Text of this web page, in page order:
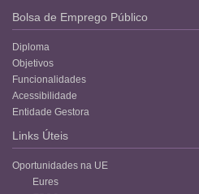
Bolsa de Emprego Público
Diploma
Objetivos
Funcionalidades
Acessibilidade
Entidade Gestora
Links Úteis
Oportunidades na UE
Eures